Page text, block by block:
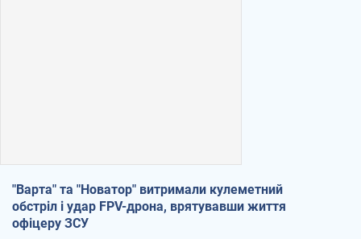
"Варта" та "Новатор" витримали кулеметний
обстріл і удар FPV-дрона, врятувавши життя
офіцеру ЗСУ